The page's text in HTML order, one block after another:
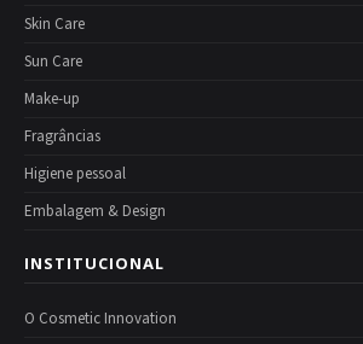
Skin Care
Sun Care
Make-up
Fragrâncias
Higiene pessoal
Embalagem & Design
INSTITUCIONAL
O Cosmetic Innovation